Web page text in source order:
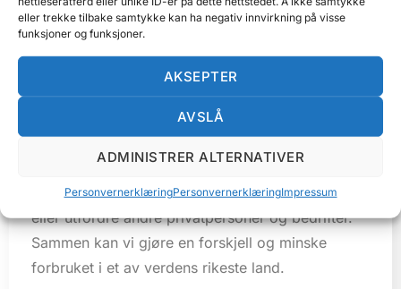
eller trekke tilbake samtykke kan ha negativ innvirkning på visse
funksjoner og funksjoner.
AKSEPTER
AVSLÅ
ADMINISTRER ALTERNATIVER
PersonvernerklæringPersonvernerklæringImpressum
mye vi flyr og hvor mye kjøtt vi spiser. Vi kan bli
mer bevisst på hvilke råvarer og produkter vi
kjøper, og hvordan de eventuelt har blitt
transportert over hav og kontinenter.
En enkel måte å måle ditt eget forbruk på er
gjennom nettstedetDucky. Her kan du måle ditt
eget CO2 fotavtrykk, og du kan påvirke andre
rundt deg ved å få hele jobben til å melde seg på
eller utfordre andre privatpersoner og bedrifter.
Sammen kan vi gjøre en forskjell og minske
forbruket i et av verdens rikeste land.